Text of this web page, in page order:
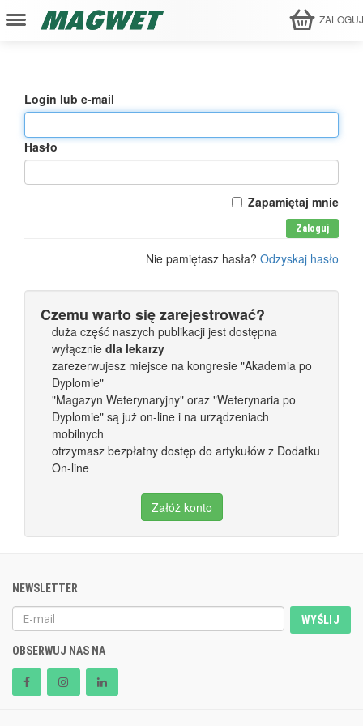
Login lub e-mail
Hasło
Zapamiętaj mnie
Zaloguj
Nie pamiętasz hasła? Odzyskaj hasło
Czemu warto się zarejestrować?
duża część naszych publikacji jest dostępna
wyłącznie dla lekarzy
zarezerwujesz miejsce na kongresie "Akademia po
Dyplomie"
"Magazyn Weterynaryjny" oraz "Weterynaria po
Dyplomie" są już on-line i na urządzeniach
mobilnych
otrzymasz bezpłatny dostęp do artykułów z Dodatku
On-line
Załóż konto
NEWSLETTER
WYŚLIJ
OBSERWUJ NAS NA